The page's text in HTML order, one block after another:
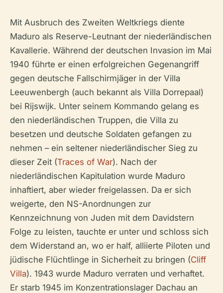
Mit Ausbruch des Zweiten Weltkriegs diente
Maduro als Reserve-Leutnant der niederländischen
Kavallerie. Während der deutschen Invasion im Mai
1940 führte er einen erfolgreichen Gegenangriff
gegen deutsche Fallschirmjäger in der Villa
Leeuwenbergh (auch bekannt als Villa Dorrepaal)
bei Rijswijk. Unter seinem Kommando gelang es
den niederländischen Truppen, die Villa zu
besetzen und deutsche Soldaten gefangen zu
nehmen – ein seltener niederländischer Sieg zu
dieser Zeit (Traces of War). Nach der
niederländischen Kapitulation wurde Maduro
inhaftiert, aber wieder freigelassen. Da er sich
weigerte, den NS-Anordnungen zur
Kennzeichnung von Juden mit dem Davidstern
Folge zu leisten, tauchte er unter und schloss sich
dem Widerstand an, wo er half, alliierte Piloten und
jüdische Flüchtlinge in Sicherheit zu bringen (Cliff
Villa). 1943 wurde Maduro verraten und verhaftet.
Er starb 1945 im Konzentrationslager Dachau an